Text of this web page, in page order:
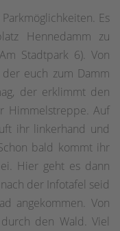
Es
Hennedamm zu
Stadtpark 6). Von
euch zum Damm
der erklimmt den
Himmelstreppe. Auf
ihr linkerhand und
bald kommt ihr
Hier geht es dann
der Infotafel seid
angekommen. Von
den Wald. Viel